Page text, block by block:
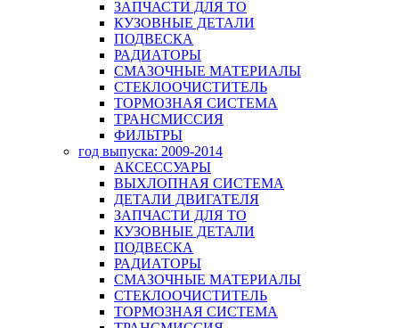
ЗАПЧАСТИ ДЛЯ ТО
КУЗОВНЫЕ ДЕТАЛИ
ПОДВЕСКА
РАДИАТОРЫ
СМАЗОЧНЫЕ МАТЕРИАЛЫ
СТЕКЛООЧИСТИТЕЛЬ
ТОРМОЗНАЯ СИСТЕМА
ТРАНСМИССИЯ
ФИЛЬТРЫ
год выпуска: 2009-2014
АКСЕССУАРЫ
ВЫХЛОПНАЯ СИСТЕМА
ДЕТАЛИ ДВИГАТЕЛЯ
ЗАПЧАСТИ ДЛЯ ТО
КУЗОВНЫЕ ДЕТАЛИ
ПОДВЕСКА
РАДИАТОРЫ
СМАЗОЧНЫЕ МАТЕРИАЛЫ
СТЕКЛООЧИСТИТЕЛЬ
ТОРМОЗНАЯ СИСТЕМА